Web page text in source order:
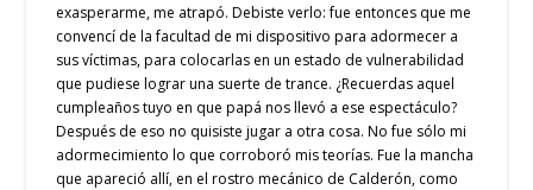
exasperarme, me atrapó. Debiste verlo: fue entonces que me
convencí de la facultad de mi dispositivo para adormecer a
sus víctimas, para colocarlas en un estado de vulnerabilidad
que pudiese lograr una suerte de trance. ¿Recuerdas aquel
cumpleaños tuyo en que papá nos llevó a ese espectáculo?
Después de eso no quisiste jugar a otra cosa. No fue sólo mi
adormecimiento lo que corroboró mis teorías. Fue la mancha
que apareció allí, en el rostro mecánico de Calderón, como